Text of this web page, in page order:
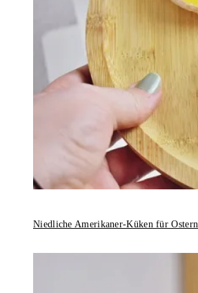
Niedliche Amerikaner-Küken für Ostern